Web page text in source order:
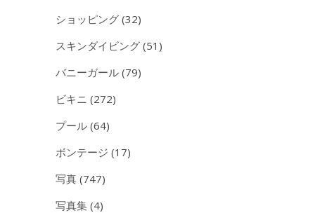
ショッピング (32)
スキンダイビング (51)
バニーガール (79)
ビキニ (272)
プール (64)
ボンテージ (17)
写真 (747)
写真集 (4)